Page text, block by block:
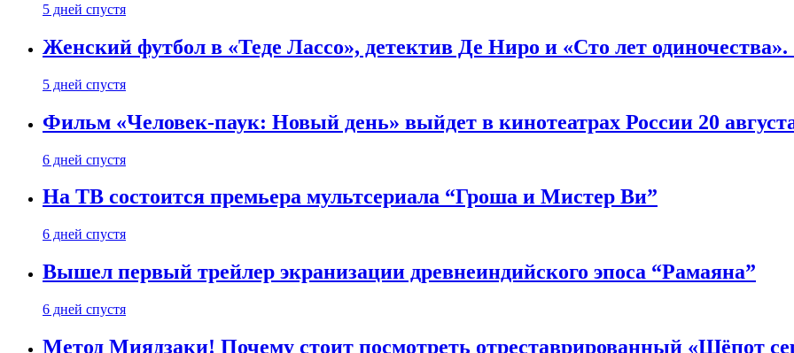
5 дней спустя
Женский футбол в «Теде Лассо», детектив Де Ниро и «Сто лет одиночества».
5 дней спустя
Фильм «Человек-паук: Новый день» выйдет в кинотеатрах России 20
6 дней спустя
На ТВ состоится премьера мультсериала “Гроша и Мистер Ви”
6 дней спустя
Вышел первый трейлер экранизации древнеиндийского эпоса “Рамаяна”
6 дней спустя
Метод Миядзаки! Почему стоит посмотреть отреставрированный «Шёпот